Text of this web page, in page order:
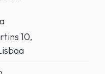
10,